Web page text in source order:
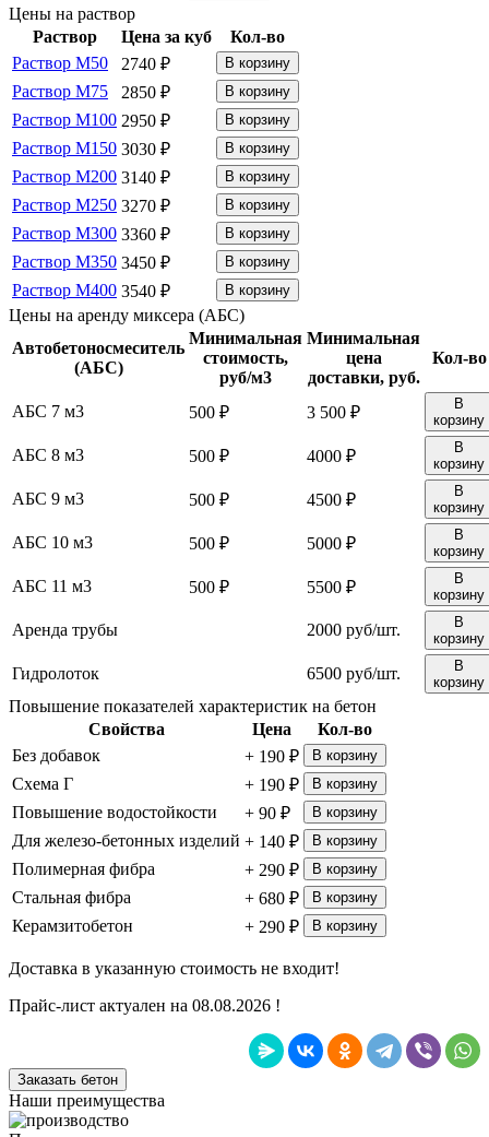
Цены на раствор
Раствор
Цена за куб
Кол-во
Раствор М50
2740 ₽ В корзину
Раствор М75 2850 ₽ В корзину
Раствор М100 2950 ₽ В корзину
Раствор М150 3030 ₽ В корзину
Раствор М200 3140 ₽ В корзину
Раствор М250 3270 ₽ В корзину
Раствор М300 3360 ₽ В корзину
Раствор М350 3450 ₽ В корзину
Раствор М400 3540 ₽ В корзину
Цены на аренду миксера (АБС)
Автобетоносмеситель
(АБС)
Минимальная
стоимость,
руб/м3
Минимальная
цена
доставки, руб.
Кол-во
АБС 7 м3 500 ₽ 3 500 ₽
В
корзину
АБС 8 м3 500 ₽ 4000 ₽
В
корзину
АБС 9 м3 500 ₽ 4500 ₽
В
корзину
АБС 10 м3 500 ₽ 5000 ₽
В
корзину
АБС 11 м3 500 ₽ 5500 ₽
В
корзину
Аренда трубы 2000 руб/шт.
В
корзину
Гидролоток 6500 руб/шт.
В
корзину
Повышение показателей характеристик на бетон
Свойства
Цена
Кол-во
Без добавок
+ 190 ₽ В корзину
Схема Г + 190 ₽ В корзину
Повышение водостойкости + 90 ₽ В корзину
Для железо-бетонных изделий + 140 ₽ В корзину
Полимерная фибра + 290 ₽ В корзину
Стальная фибра + 680 ₽ В корзину
Керамзитобетон + 290 ₽ В корзину
Доставка в указанную стоимость не входит!
Прайс-лист актуален на 08.08.2026 !
Заказать бетон
Наши преимущества